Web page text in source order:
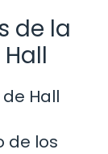
de la
Hall
de los